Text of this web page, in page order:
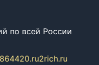
по всей России
2rich.ru